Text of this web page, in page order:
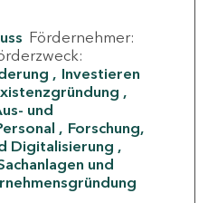
Fördernehmer:
Investieren
und
Forschung,
Digitalisierung
und